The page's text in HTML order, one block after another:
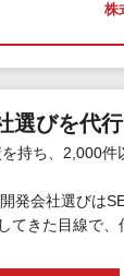
株
選びを代
持ち、2,000
発会社選びは
てきた目線で